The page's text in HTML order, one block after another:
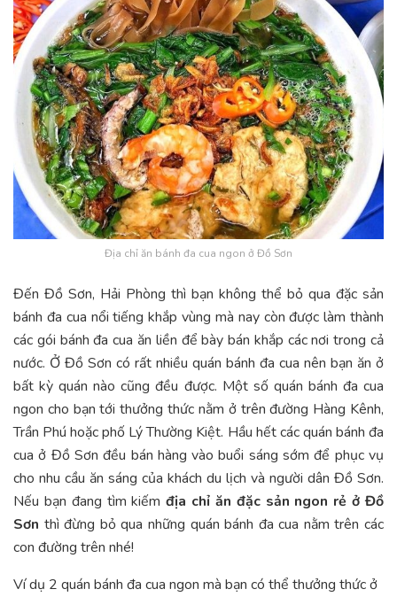
Địa chỉ ăn bánh đa cua ngon ở Đồ Sơn
Đến Đồ Sơn, Hải Phòng thì bạn không thể bỏ qua đặc sản
bánh đa cua nổi tiếng khắp vùng mà nay còn được làm thành
các gói bánh đa cua ăn liền để bày bán khắp các nơi trong cả
nước. Ở Đồ Sơn có rất nhiều quán bánh đa cua nên bạn ăn ở
bất kỳ quán nào cũng đều được. Một số quán bánh đa cua
ngon cho bạn tới thưởng thức nằm ở trên đường Hàng Kênh,
Trần Phú hoặc phố Lý Thường Kiệt. Hầu hết các quán bánh đa
cua ở Đồ Sơn đều bán hàng vào buổi sáng sớm để phục vụ
cho nhu cầu ăn sáng của khách du lịch và người dân Đồ Sơn.
Nếu bạn đang tìm kiếmđịa chỉ ăn đặc sản ngon rẻ ở Đồ
Sơn thì đừng bỏ qua những quán bánh đa cua nằm trên các
con đường trên nhé!
Ví dụ 2 quán bánh đa cua ngon mà bạn có thể thưởng thức ở